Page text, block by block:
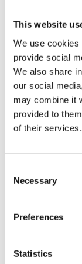
This website
We use cookies
provide social
We also share
our social
may combine it
provided to
of their services.
Selection
Necessary
Preferences
Statistics
Otte Infra
voor
bemande
Container
Een container
https://
huren kan bij
afvoeren van
een straal van
https://